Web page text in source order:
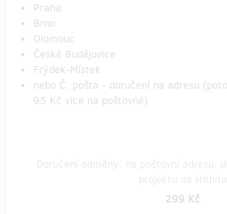
Praha
Brno
Olomouc
České Budějovice
Frýdek-Místek
nebo Č. pošta - doručení na adresu
95 Kč více na poštovné)
299 Kč